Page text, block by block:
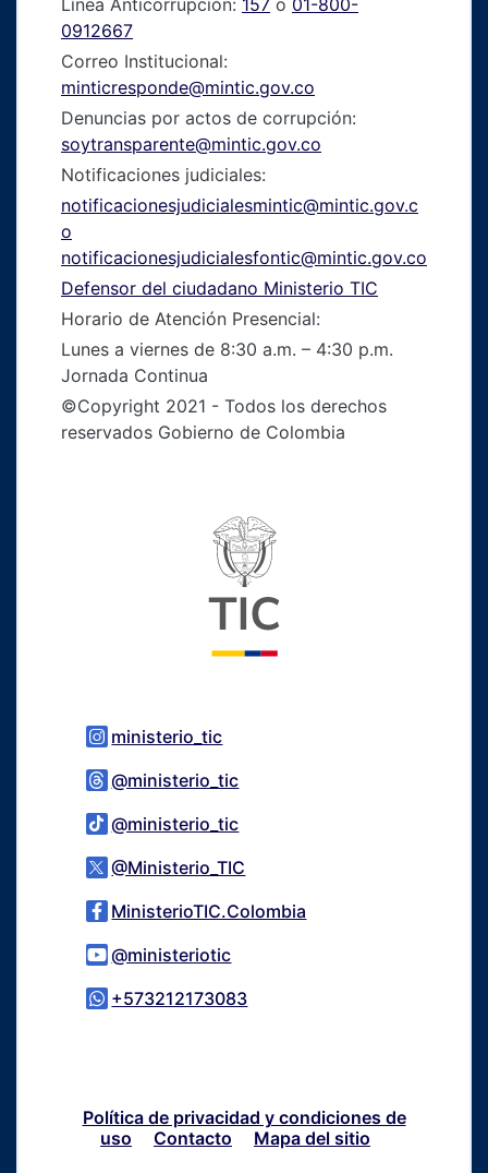
0912667
Correo Institucional:
minticresponde@mintic.gov.co
Denuncias por actos de corrupción:
soytransparente@mintic.gov.co
Notificaciones judiciales:
notificacionesjudicialesmintic@mintic.gov.c
o
notificacionesjudicialesfontic@mintic.gov.co
Defensor del ciudadano Ministerio TIC
Horario de Atención Presencial:
Lunes a viernes de 8:30 a.m. – 4:30 p.m.
Jornada Continua
©Copyright 2021 - Todos los derechos
reservados Gobierno de Colombia
ministerio_ticLogo Instagram
@ministerio_ticLogo Threads
@ministerio_ticLogo Tiktok
@Ministerio_TIC
MinisterioTIC.Colombia
@ministerioticLogo Youtube
+573212173083Logo WhatsApp
Política de privacidad y condiciones de
uso
Contacto Mapa del sitio